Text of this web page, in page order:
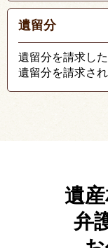
遺留分
遺留分を請求した
遺留分を請求され
遺
弁